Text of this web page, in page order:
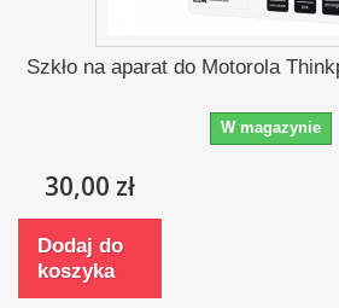
Szkło na aparat do Motorola
W magazynie
30,00 zł
Dodaj do
koszyka